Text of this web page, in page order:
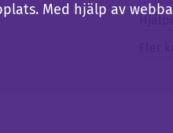
Med hjälp av